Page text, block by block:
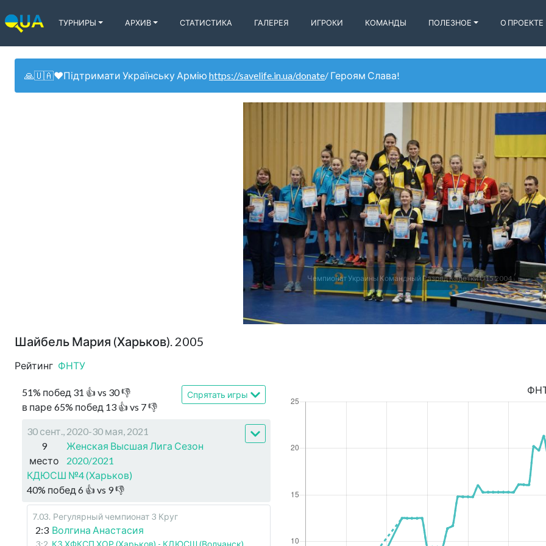
ТУРНИРЫ АРХИВ СТАТИСТИКА ГАЛЕРЕЯ ИГРОКИ КОМАНДЫ ПОЛЕЗНОЕ О ПРОЕКТЕ
🙏🇺🇦❤️Підтримати Українську Армію https://savelife.in.ua/donate/ Героям Слава!
Чемпионат Украины Командный Разряд Кадетки U15 2004
Шайбель Мария (Харьков). 2005
Рейтинг ФНТУ
51% побед 31 👍 vs 30👎
в паре 65% побед 13 👍 vs 7👎
Спрятать игры
30 сент., 2020-30 мая, 2021
9
место
Женская Высшая Лига Сезон
2020/2021
КДЮСШ №4 (Харьков)
40% побед 6 👍 vs 9👎
7.03. Регулярный чемпионат 3 Круг
2:3 Волгина Анастасия
3:2 КЗ ХФКСП ХОР (Харьков) - КДЮСШ (Волчанск)